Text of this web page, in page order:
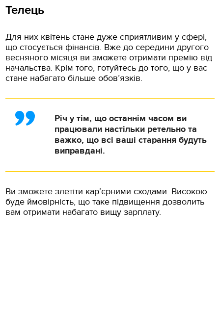
Телець
Для них квітень стане дуже сприятливим у сфері,
що стосується фінансів. Вже до середини другого
весняного місяця ви зможете отримати премію від
начальства. Крім того, готуйтесь до того, що у вас
стане набагато більше обов’язків.
Річ у тім, що останнім часом ви
працювали настільки ретельно та
важко, що всі ваші старання будуть
виправдані.
Ви зможете злетіти кар’єрними сходами. Високою
буде ймовірність, що таке підвищення дозволить
вам отримати набагато вищу зарплату.